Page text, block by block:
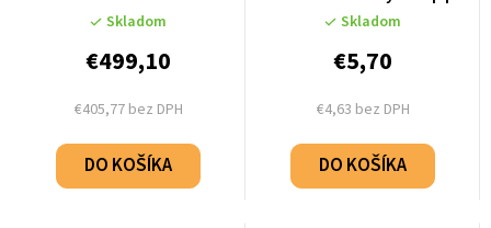
Skladom
€405,77 bez DPH
€499,10
DO KOŠÍKA
hadicu 48mm - 50084
Skladom
€4,63 bez DPH
€5,70
DO KOŠÍKA